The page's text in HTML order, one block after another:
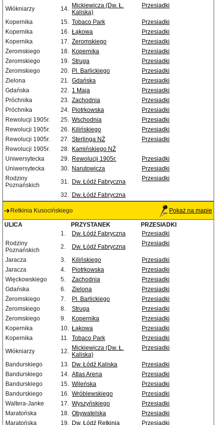
Włókniarzy
14. Mickiewicza (Dw. Ł.
Kaliska)
Przesiadki
Kopernika 15. Tobaco Park
Przesiadki
Kopernika
16. Łąkowa
Przesiadki
Kopernika
17. Żeromskiego
Przesiadki
Żeromskiego
18. Kopernika
Przesiadki
Żeromskiego
19. Struga
Przesiadki
Żeromskiego
20. Pl. Barlickiego
Przesiadki
Zielona
21. Gdańska
Przesiadki
Gdańska
22. 1 Maja
Przesiadki
Próchnika
23. Zachodnia
Przesiadki
Próchnika
24. Piotrkowska
Przesiadki
Rewolucji 1905r.
25. Wschodnia
Przesiadki
Rewolucji 1905r.
26. Kilińskiego
Przesiadki
Rewolucji 1905r.
27. Sterlinga NŻ
Przesiadki
Rewolucji 1905r.
28. Kamińskiego NŻ
Uniwersytecka
29. Rewolucji 1905r.
Przesiadki
Uniwersytecka
30. Narutowicza
Przesiadki
Rodziny
Poznańskich
31. Dw. Łódź Fabryczna Przesiadki
32. Dw. Łódź Fabryczna
Retkinia Kusocińskiego Pokaż na mapie
ULICA PRZYSTANEK
PRZESIADKI
1.
Dw. Łódź Fabryczna
Przesiadki
Rodziny
Poznańskich
2. Dw. Łódź Fabryczna Przesiadki
Jaracza 3. Kilińskiego
Przesiadki
Jaracza
4. Piotrkowska
Przesiadki
Więckowskiego
5. Zachodnia
Przesiadki
Gdańska
6. Zielona
Przesiadki
Żeromskiego
7. Pl. Barlickiego
Przesiadki
Żeromskiego
8. Struga
Przesiadki
Żeromskiego
9. Kopernika
Przesiadki
Kopernika
10. Łąkowa
Przesiadki
Kopernika
11. Tobaco Park
Przesiadki
Włókniarzy
12. Mickiewicza (Dw. Ł.
Kaliska)
Przesiadki
Bandurskiego 13. Dw. Łódź Kaliska
Przesiadki
Bandurskiego
14. Atlas Arena
Przesiadki
Bandurskiego
15. Wileńska
Przesiadki
Bandurskiego
16. Wróblewskiego
Przesiadki
Waltera-Janke
17. Wyszyńskiego
Przesiadki
Maratońska
18. Obywatelska
Przesiadki
Maratońska
19. Dw. Łódź Retkinia Przesiadki